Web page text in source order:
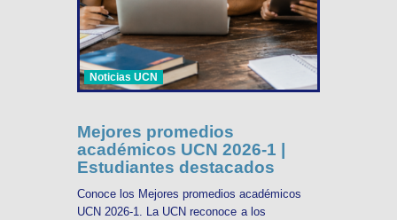
Noticias UCN
Mejores promedios
académicos UCN 2026-1 |
Estudiantes destacados
Conoce los Mejores promedios académicos
UCN 2026-1. La UCN reconoce a los